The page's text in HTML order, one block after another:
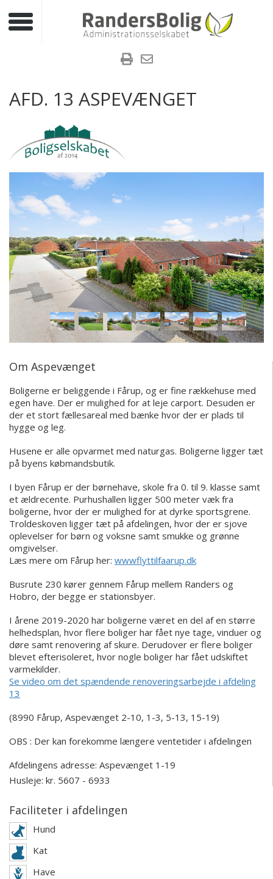
Toggle navigation
AFD. 13 ASPEVÆNGET
Om Aspevænget
Boligerne er beliggende i Fårup, og er fine rækkehuse med
egen have. Der er mulighed for at leje carport. Desuden er
der et stort fællesareal med bænke hvor der er plads til
hygge og leg.
Husene er alle opvarmet med naturgas. Boligerne ligger tæt
på byens købmandsbutik.
I byen Fårup er der børnehave, skole fra 0. til 9. klasse samt
et ældrecente. Purhushallen ligger 500 meter væk fra
boligerne, hvor der er mulighed for at dyrke sportsgrene.
Troldeskoven ligger tæt på afdelingen, hvor der er sjove
oplevelser for børn og voksne samt smukke og grønne
omgivelser.
Læs mere om Fårup her: wwwflyttilfaarup.dk
Busrute 230 kører gennem Fårup mellem Randers og
Hobro, der begge er stationsbyer.
I årene 2019-2020 har boligerne været en del af en større
helhedsplan, hvor flere boliger har fået nye tage, vinduer og
døre samt renovering af skure. Derudover er flere boliger
blevet efterisoleret, hvor nogle boliger har fået udskiftet
varmekilder.
Se video om det spændende renoveringsarbejde i afdeling
13
(8990 Fårup, Aspevænget 2-10, 1-3, 5-13, 15-19)
OBS : Der kan forekomme længere ventetider i afdelingen
Afdelingens adresse: Aspevænget 1-19
Husleje: kr. 5607 - 6933
Faciliteter i afdelingen
Hund
Kat
Have